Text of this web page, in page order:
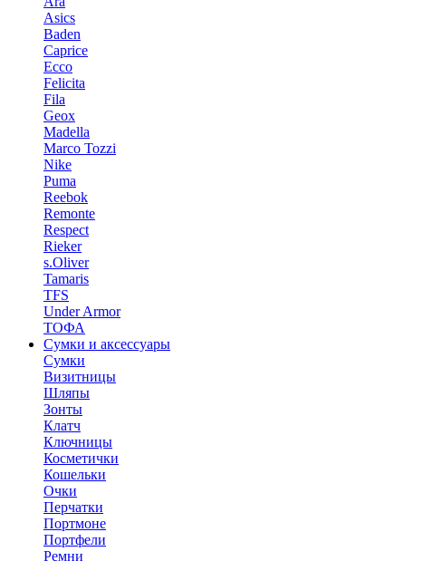
Asics
Baden
Caprice
Ecco
Felicita
Fila
Geox
Madella
Marco Tozzi
Nike
Puma
Reebok
Remonte
Respect
Rieker
s.Oliver
Tamaris
TFS
Under Armor
ТОФА
Сумки и аксессуары
Сумки
Визитницы
Шляпы
Зонты
Клатч
Ключницы
Косметички
Кошельки
Очки
Перчатки
Портмоне
Портфели
Ремни